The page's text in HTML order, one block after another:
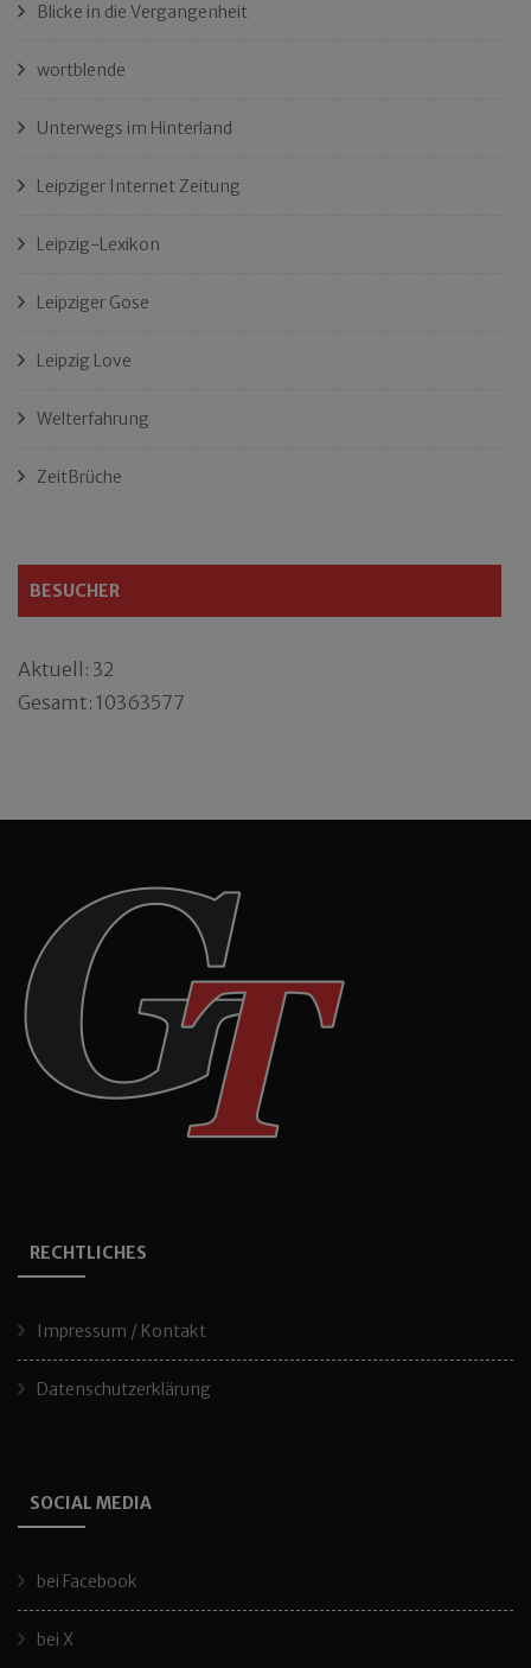
Blicke in die Vergangenheit
wortblende
Unterwegs im Hinterland
Leipziger Internet Zeitung
Leipzig-Lexikon
Leipziger Gose
Leipzig Love
Welterfahrung
ZeitBrüche
BESUCHER
Aktuell: 32
Gesamt: 10363577
RECHTLICHES
Impressum / Kontakt
Datenschutzerklärung
SOCIAL MEDIA
bei Facebook
bei X